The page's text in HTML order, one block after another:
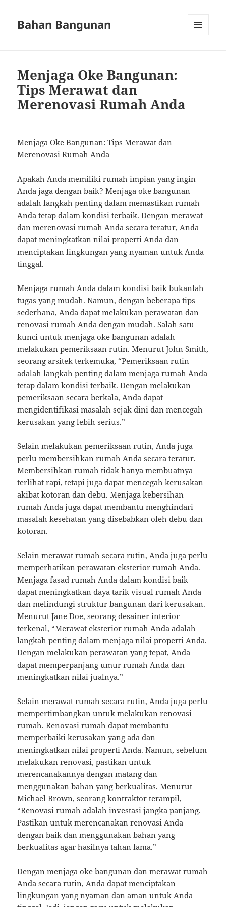
Bahan Bangunan
Menjaga Oke Bangunan:
Tips Merawat dan
Merenovasi Rumah Anda
Menjaga Oke Bangunan: Tips Merawat dan
Merenovasi Rumah Anda
Apakah Anda memiliki rumah impian yang ingin
Anda jaga dengan baik? Menjaga oke bangunan
adalah langkah penting dalam memastikan rumah
Anda tetap dalam kondisi terbaik. Dengan merawat
dan merenovasi rumah Anda secara teratur, Anda
dapat meningkatkan nilai properti Anda dan
menciptakan lingkungan yang nyaman untuk Anda
tinggal.
Menjaga rumah Anda dalam kondisi baik bukanlah
tugas yang mudah. Namun, dengan beberapa tips
sederhana, Anda dapat melakukan perawatan dan
renovasi rumah Anda dengan mudah. Salah satu
kunci untuk menjaga oke bangunan adalah
melakukan pemeriksaan rutin. Menurut John Smith,
seorang arsitek terkemuka, “Pemeriksaan rutin
adalah langkah penting dalam menjaga rumah Anda
tetap dalam kondisi terbaik. Dengan melakukan
pemeriksaan secara berkala, Anda dapat
mengidentifikasi masalah sejak dini dan mencegah
kerusakan yang lebih serius.”
Selain melakukan pemeriksaan rutin, Anda juga
perlu membersihkan rumah Anda secara teratur.
Membersihkan rumah tidak hanya membuatnya
terlihat rapi, tetapi juga dapat mencegah kerusakan
akibat kotoran dan debu. Menjaga kebersihan
rumah Anda juga dapat membantu menghindari
masalah kesehatan yang disebabkan oleh debu dan
kotoran.
Selain merawat rumah secara rutin, Anda juga perlu
memperhatikan perawatan eksterior rumah Anda.
Menjaga fasad rumah Anda dalam kondisi baik
dapat meningkatkan daya tarik visual rumah Anda
dan melindungi struktur bangunan dari kerusakan.
Menurut Jane Doe, seorang desainer interior
terkenal, “Merawat eksterior rumah Anda adalah
langkah penting dalam menjaga nilai properti Anda.
Dengan melakukan perawatan yang tepat, Anda
dapat memperpanjang umur rumah Anda dan
meningkatkan nilai jualnya.”
Selain merawat rumah secara rutin, Anda juga perlu
mempertimbangkan untuk melakukan renovasi
rumah. Renovasi rumah dapat membantu
memperbaiki kerusakan yang ada dan
meningkatkan nilai properti Anda. Namun, sebelum
melakukan renovasi, pastikan untuk
merencanakannya dengan matang dan
menggunakan bahan yang berkualitas. Menurut
Michael Brown, seorang kontraktor terampil,
“Renovasi rumah adalah investasi jangka panjang.
Pastikan untuk merencanakan renovasi Anda
dengan baik dan menggunakan bahan yang
berkualitas agar hasilnya tahan lama.”
Dengan menjaga oke bangunan dan merawat rumah
Anda secara rutin, Anda dapat menciptakan
lingkungan yang nyaman dan aman untuk Anda